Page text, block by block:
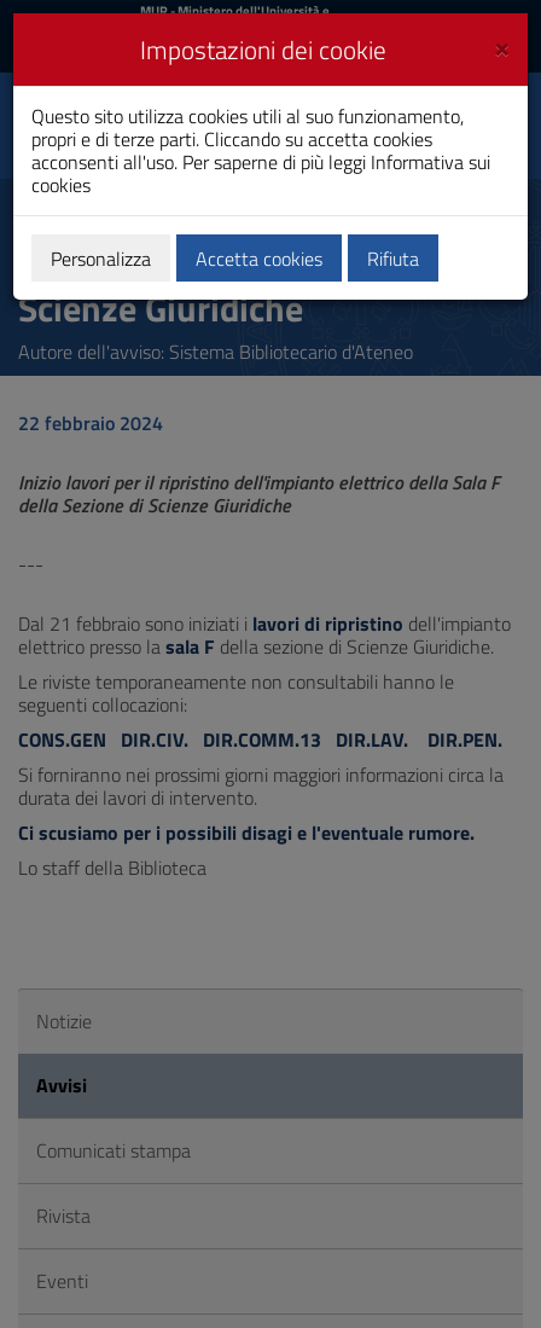
Vai
al
navigazione
del
sito
Vai
Footer
MIUR
Accedi
MUR- Ministero dell'Università e
Accedi UniCA News
Toggle
navigation
Università degli
Studi di Cagliari
Inizio lavori Sala F - Biblioteca
Distretto SSEG - Sezione
Scienze Giuridiche
Autore dell'avviso: Sistema Bibliotecario d'Ateneo
22 febbraio 2024
Inizio lavori per il ripristino dell'impianto elettrico della Sala F
della Sezione di Scienze Giuridiche
---
Dal 21 febbraio sono iniziati i lavori di ripristino dell'impianto
elettrico presso lasala F della sezione di Scienze Giuridiche.
Le riviste temporaneamente non consultabili hanno le
seguenti collocazioni:
CONS.GEN DIR.CIV. DIR.COMM.13 DIR.LAV. DIR.PEN.
Si forniranno nei prossimi giorni maggiori informazioni circa la
durata dei lavori di intervento.
Ci scusiamo per i possibili disagi e l'eventuale rumore.
Lo staff della Biblioteca
Notizie
Avvisi
Comunicati stampa
Rivista
Eventi
×
Impostazioni dei cookie
Questo sito utilizza cookies utili al suo funzionamento,
propri e di terze parti. Cliccando su accetta cookies
acconsenti all'uso. Per saperne di più leggi Informativa sui
cookies
Personalizza Accetta cookies Rifiuta